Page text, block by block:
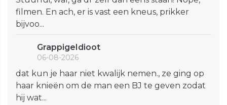
filmen. En ach, er is vast een kneus, prikker
bijvoo...
GrappigeIdioot
06-08-2026
dat kun je haar niet kwalijk nemen., ze ging op
haar knieën om de man een BJ te geven zodat
hij wat...